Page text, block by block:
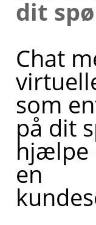
dit
Chat
som
på dit
hjælpe
en